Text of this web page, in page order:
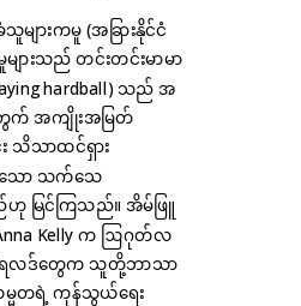
ျားကမူ (အခြားနိုင်ငံ
ျားသည် တင်းတင်းမာမာ
hardball) သည် အ
က် အကျိုးအမြတ်
း သိသာထင်ရှား
ော သက်သေ
မြင်ကြသည်။ အိမ်ဖြူ
Kelly က ဩဂုတ်လ
“ရလဒ်တွေက သူတို့ဘာသာ
မတရဲ့ ကုန်သွယ်ရေး